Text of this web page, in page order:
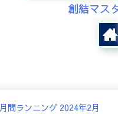
創結マス
月間ランニング 2024年2月